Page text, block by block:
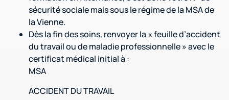
sécurité sociale mais sous le régime de la MSA de
la Vienne.
Dès la fin des soins, renvoyer la « feuille d’accident
du travail ou de maladie professionnelle » avec le
certificat médical initial à :
MSA
ACCIDENT DU TRAVAIL